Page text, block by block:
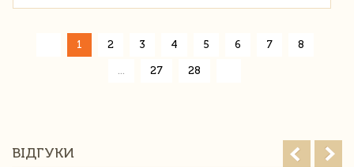
1 2 3 4 5 6 7 8
27 28
ВІДГУКИ